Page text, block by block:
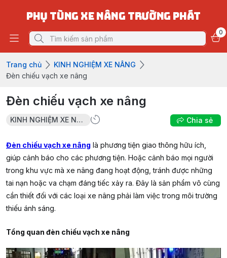
PHỤ TÙNG XE NÂNG TRƯỜNG PHÁT
0
Trang chủ
KINH NGHIỆM XE NÂNG
Đèn chiếu vạch xe nâng
Đèn chiếu vạch xe nâng
KINH NGHIỆM XE NÂNG Chia sẻ
Đèn chiếu vạch xe nâng là phương tiện giao thông hữu ích,
giúp cảnh báo cho các phương tiện. Hoặc cảnh báo mọi người
trong khu vực mà xe nâng đang hoạt động, tránh được những
tai nạn hoặc va chạm đáng tiếc xảy ra. Đây là sản phẩm vô cùng
cần thiết đối với các loại xe nâng phải làm việc trong môi trường
thiếu ánh sáng.
Tổng quan đèn chiếu vạch xe nâng